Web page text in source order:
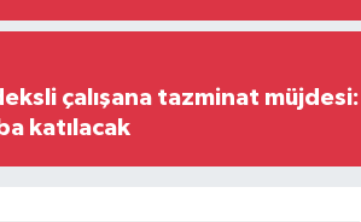
çalışana tazminat müjdesi:
katılacak